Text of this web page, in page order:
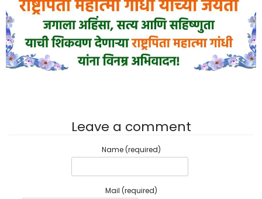
Leave a comment
Name (required)
Mail (required)